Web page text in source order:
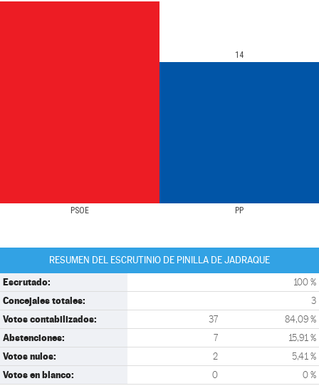
PSOE PP
14
RESUMEN DEL ESCRUTINIO DE PINILLA DE JADRAQUE
Escrutado: 100 %
Concejales totales: 3
Votos contabilizados: 37 84,09 %
Abstenciones: 7 15,91 %
Votos nulos: 2 5,41 %
Votos en blanco: 0 0 %